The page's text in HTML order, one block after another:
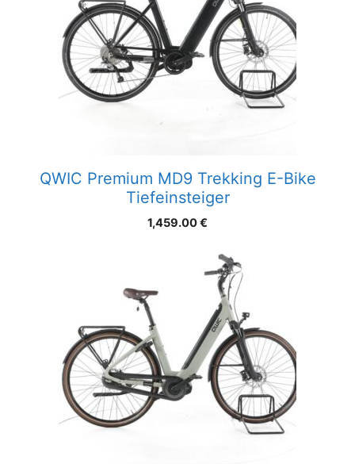
QWIC Premium MD9 Trekking E-Bike
Tiefeinsteiger
1,459.00€